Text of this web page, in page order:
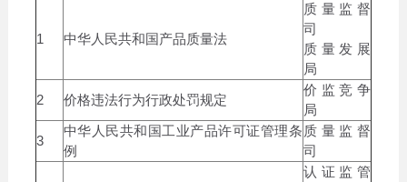
1 中华人民共和国产品质量法
质量监督
司
质量发展
局
2
价格违法行为行政处罚规定
价监竞争
局
3
中华人民共和国工业产品许可证管理条
例
质量监督
司
认证监管